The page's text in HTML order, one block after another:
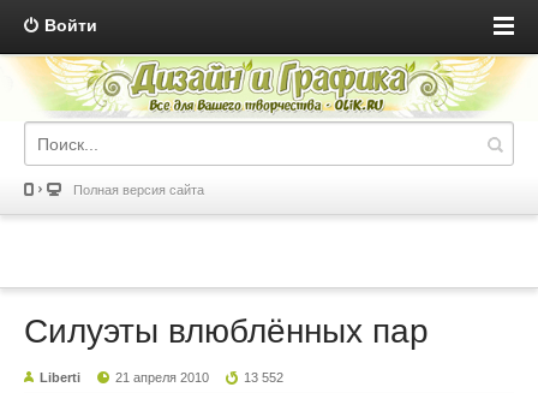
Войти
Полная версия сайта
Силуэты влюблённых пар
Liberti 21 апреля 2010 13 552